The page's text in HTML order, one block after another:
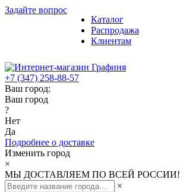
Задайте вопрос
Каталог
Распродажа
Клиентам
+7 (347) 258-88-57
Ваш город:
Ваш город
?
Нет
Да
Подробнее о доставке
Изменить город
×
МЫ ДОСТАВЛЯЕМ ПО ВСЕЙ РОССИИ!
×